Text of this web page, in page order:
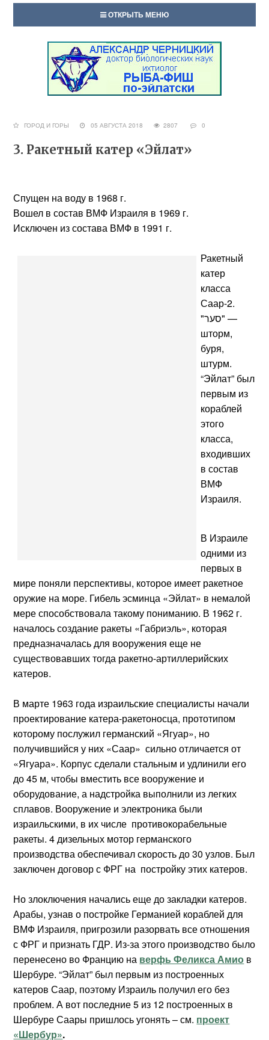
ОТКРЫТЬ МЕНЮ
ГОРОД И ГОРЫ 05 АВГУСТА 2018 2807 0
3. Ракетный катер «Эйлат»
Спущен на воду в 1968 г.
Вошел в состав ВМФ Израиля в 1969 г.
Исключен из состава ВМФ в 1991 г.
Ракетный
катер
класса
Саар-2.
"סער" —
шторм,
буря,
штурм.
“Эйлат” был
первым из
кораблей
этого
класса,
входивших
в состав
ВМФ
Израиля.
В Израиле
одними из
первых в
мире поняли перспективы, которое имеет ракетное
оружие на море. Гибель эсминца «Эйлат» в немалой
мере способствовала такому пониманию. В 1962 г.
началось создание ракеты «Габриэль», которая
предназначалась для вооружения еще не
существовавших тогда ракетно-артиллерийских
катеров.
В марте 1963 года израильские специалисты начали
проектирование катера-ракетоносца, прототипом
которому послужил германский «Ягуар», но
получившийся у них «Саар» сильно отличается от
«Ягуара». Корпус сделали стальным и удлинили его
до 45 м, чтобы вместить все вооружение и
оборудование, а надстройка выполнили из легких
сплавов. Вооружение и электроника были
израильскими, в их числе противокорабельные
ракеты. 4 дизельных мотор германского
производства обеспечивал скорость до 30 узлов. Был
заключен договор с ФРГ на постройку этих катеров.
Но злоключения начались еще до закладки катеров.
Арабы, узнав о постройке Германией кораблей для
ВМФ Израиля, пригрозили разорвать все отношения
с ФРГ и признать ГДР. Из-за этого производство было
перенесено во Францию на верфь Феликса Амио в
Шербуре. “Эйлат” был первым из построенных
катеров Саар, поэтому Израиль получил его без
проблем. А вот последние 5 из 12 построенных в
Шербуре Саары пришлось угонять – см. проект
«Шербур».